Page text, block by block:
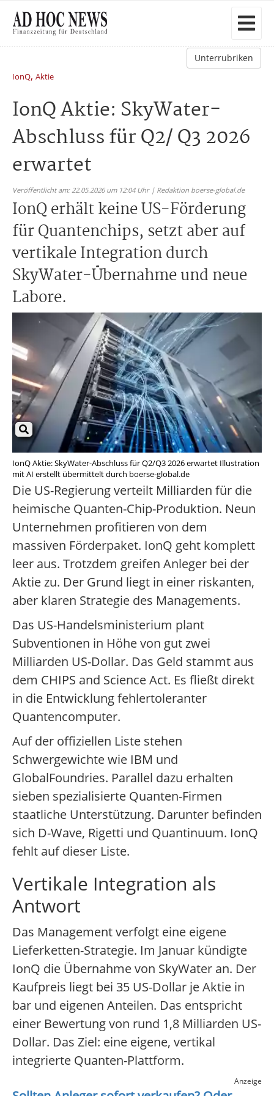
Unterrubriken
IonQ, Aktie
IonQ Aktie: SkyWater-
Abschluss für Q2/ Q3 2026
erwartet
Veröffentlicht am: 22.05.2026 um 12:04 Uhr | Redaktion boerse-global.de
IonQ erhält keine US-Förderung
für Quantenchips, setzt aber auf
vertikale Integration durch
SkyWater-Übernahme und neue
Labore.
IonQ Aktie: SkyWater-Abschluss für Q2/Q3 2026 erwartet Illustration
mit AI erstellt übermittelt durch boerse-global.de
Die US-Regierung verteilt Milliarden für die
heimische Quanten-Chip-Produktion. Neun
Unternehmen profitieren von dem
massiven Förderpaket. IonQ geht komplett
leer aus. Trotzdem greifen Anleger bei der
Aktie zu. Der Grund liegt in einer riskanten,
aber klaren Strategie des Managements.
Das US-Handelsministerium plant
Subventionen in Höhe von gut zwei
Milliarden US-Dollar. Das Geld stammt aus
dem CHIPS and Science Act. Es fließt direkt
in die Entwicklung fehlertoleranter
Quantencomputer.
Auf der offiziellen Liste stehen
Schwergewichte wie IBM und
GlobalFoundries. Parallel dazu erhalten
sieben spezialisierte Quanten-Firmen
staatliche Unterstützung. Darunter befinden
sich D-Wave, Rigetti und Quantinuum. IonQ
fehlt auf dieser Liste.
Vertikale Integration als
Antwort
Das Management verfolgt eine eigene
Lieferketten-Strategie. Im Januar kündigte
IonQ die Übernahme von SkyWater an. Der
Kaufpreis liegt bei 35 US-Dollar je Aktie in
bar und eigenen Anteilen. Das entspricht
einer Bewertung von rund 1,8 Milliarden US-
Dollar. Das Ziel: eine eigene, vertikal
integrierte Quanten-Plattform.
Anzeige